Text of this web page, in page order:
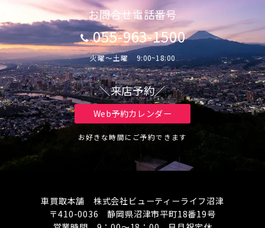
お問合せ電話番号
055-963-1500
火曜～土曜 9:00~18:00
＼来店予約／
Web予約カレンダー
お好きな時間にご予約できます
車買取本舗 株式会社ビューティーライフ沼津
〒410-0036 静岡県沼津市平町18番19号